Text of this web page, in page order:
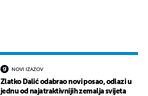
NOVI IZAZOV
Zlatko Dalić odabrao novi posao, odlazi u
jednu od najatraktivnijih zemalja svijeta